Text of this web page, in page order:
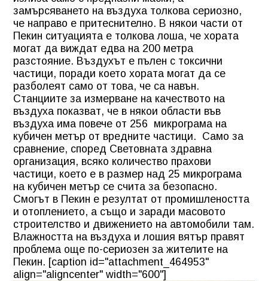
замърсяването на въздуха толкова сериозно,
че направо е притеснително. В някои части от
Пекин ситуацията е толкова лоша, че хората
могат да виждат едва на 200 метра
разстояние. Въздухът е пълен с токсични
частици, поради което хората могат да се
разболеят само от това, че са навън.
Станциите за измерване на качеството на
въздуха показват, че в някои области във
въздуха има повече от 256 микрограма на
кубичен метър от вредните частици. Само за
сравнение, според Световната здравна
организация, всяко количество прахови
частици, което е в размер над 25 микрограма
на кубичен метър се счита за безопасно.
Смогът в Пекин е резултат от промишлеността
и отоплението, а също и заради масовото
строителство и движението на автомобили там.
Влажността на въздуха и лошия вятър правят
проблема още по-сериозен за жителите на
Пекин. [caption id="attachment_464953"
align="aligncenter" width="600"]